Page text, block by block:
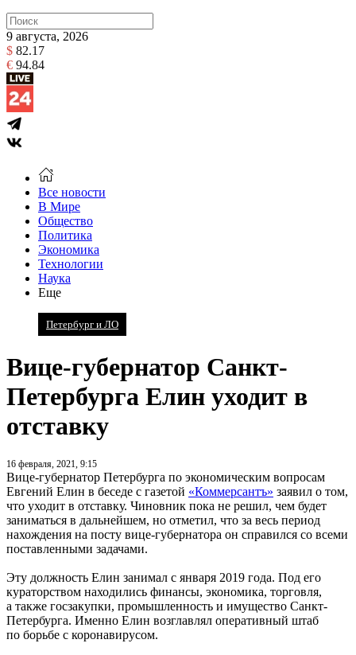
9 августа, 2026
$ 82.17
€ 94.84
Все новости
В Мире
Общество
Политика
Экономика
Технологии
Наука
Еще
Петербург и ЛО
Вице-губернатор Санкт-
Петербурга Елин уходит в
отставку
16 февраля, 2021, 9:15
Вице-губернатор Петербурга по экономическим вопросам
Евгений Елин в беседе с газетой «Коммерсантъ» заявил о том,
что уходит в отставку. Чиновник пока не решил, чем будет
заниматься в дальнейшем, но отметил, что за весь период
нахождения на посту вице-губернатора он справился со всеми
поставленными задачами.
Эту должность Елин занимал с января 2019 года. Под его
кураторством находились финансы, экономика, торговля,
а также госзакупки, промышленность и имущество Санкт-
Петербурга. Именно Елин возглавлял оперативный штаб
по борьбе с коронавирусом.